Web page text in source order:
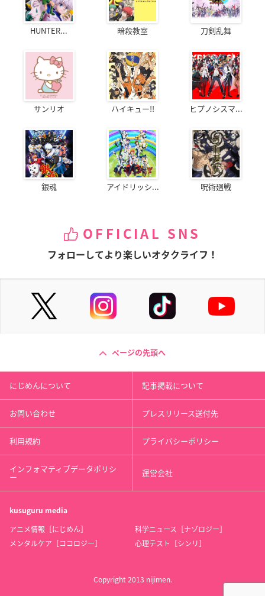
HUNTER... 暗殺教室 刀剣乱舞
サンリオ ハイキュー!! ヒプノシスマ...
銀魂 アイドリッシ... 呪術廻戦
OFFICIAL SNS
フォローしてより楽しいオタクライフ！
ページの先頭へ
にじめんについて 記事掲載について
お問い合わせ プレスリリース送付先
利用規約 プライバシーポリシー
インフォマティブデータポリシ
ー 運営会社
kusuguru media
アニメ情報［にじめん］
科学ニュース［ナゾロジー］
メンタルケア［ココロジー］
心理テスト［シンリ］
Copyright 2013 nijimen.